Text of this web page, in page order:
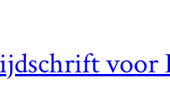
voor